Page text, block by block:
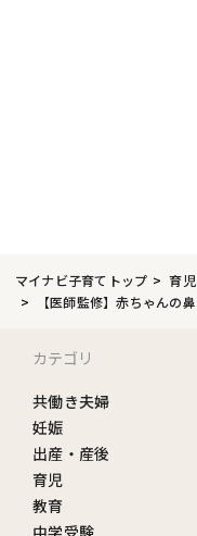
マイナビ子育てトップ 育児
【医師監修】赤ちゃんの
カテゴリ
共働き夫婦
妊娠
出産・産後
育児
教育
中学受験